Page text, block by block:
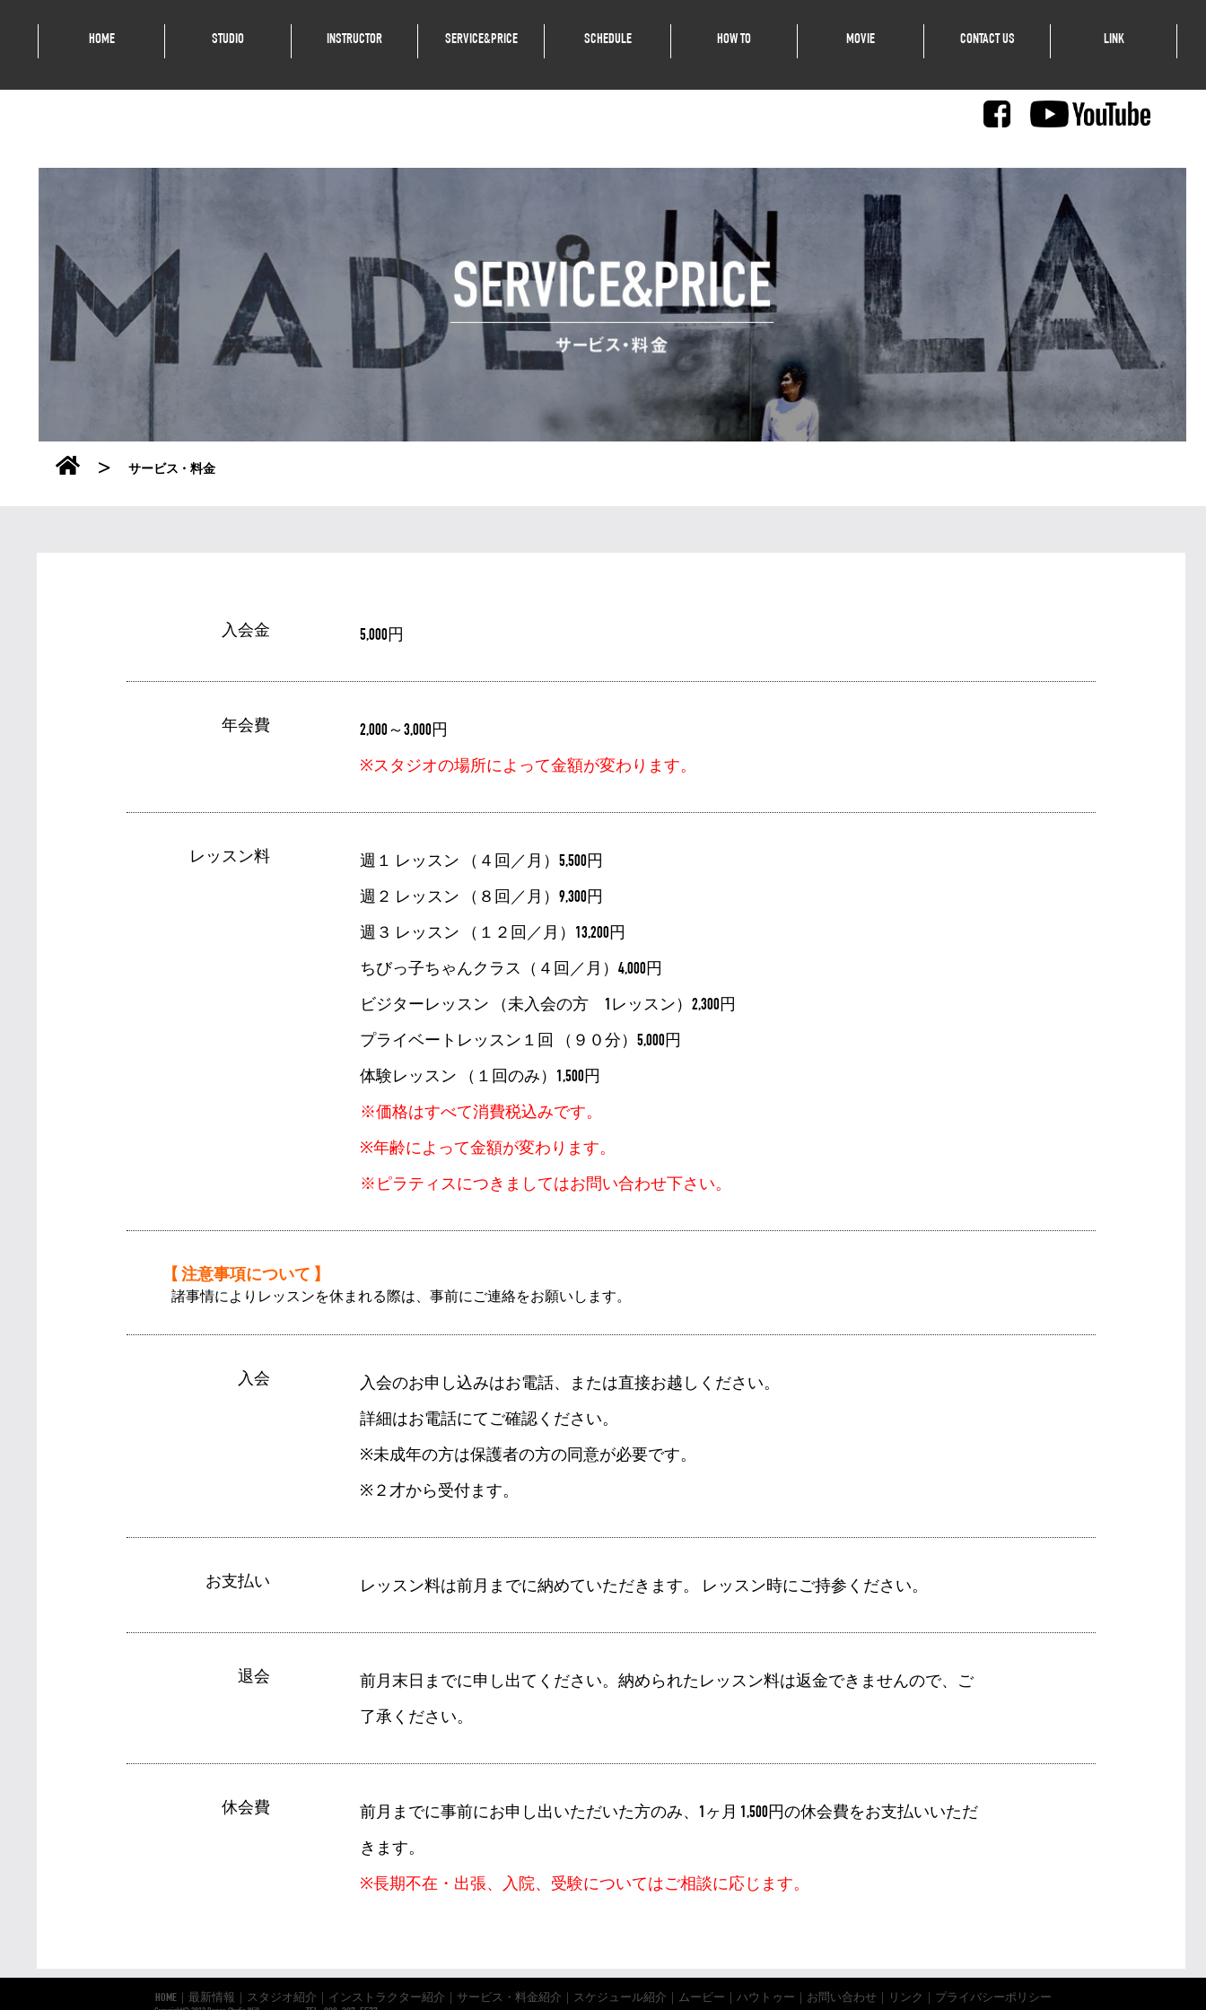
HOME STUDIO INSTRUCTOR SERVICE&PRICE SCHEDULE HOW TO MOVIE CONTACT US LINK
> サービス・料金
入会金 5,000円
年会費 2,000～3,000円
※スタジオの場所によって金額が変わります。
レッスン料 週１ レッスン （４回／月） 5,500円
週２ レッスン （８回／月） 9,300円
週３ レッスン （１２回／月） 13,200円
ちびっ子ちゃんクラス（４回／月） 4,000円
ビジターレッスン （未入会の方 1レッスン） 2,300円
プライベートレッスン１回 （９０分） 5,000円
体験レッスン （１回のみ） 1,500円
※価格はすべて消費税込みです。
※年齢によって金額が変わります。
※ピラティスにつきましてはお問い合わせ下さい。
【 注意事項について 】
諸事情によりレッスンを休まれる際は、事前にご連絡をお願いします。
入会 入会のお申し込みはお電話、または直接お越しください。
詳細はお電話にてご確認ください。
※未成年の方は保護者の方の同意が必要です。
※２才から受付ます。
お支払い レッスン料は前月までに納めていただきます。 レッスン時にご持参ください。
退会 前月末日までに申し出てください。納められたレッスン料は返金できませんので、ご
了承ください。
休会費 前月までに事前にお申し出いただいた方のみ、 1ヶ月 1,500円の休会費をお支払いいただ
きます。
※長期不在・出張、入院、受験についてはご相談に応じます。
HOME｜ 最新情報 スタジオ紹介 インストラクター紹介 サービス・料金紹介 スケジュール紹介 ムービー ハウトゥー お問い合わせ｜ リンク プライバシーポリシー